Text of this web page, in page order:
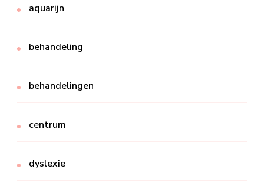
aquarijn
behandeling
behandelingen
centrum
dyslexie